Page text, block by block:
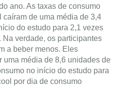
ano. As taxas de consumo
de uma média de 3,4
do estudo para 2,1 vezes
Na verdade, os participantes
a beber menos. Eles
uma média de 8,6 unidades de
no início do estudo para
por dia de consumo